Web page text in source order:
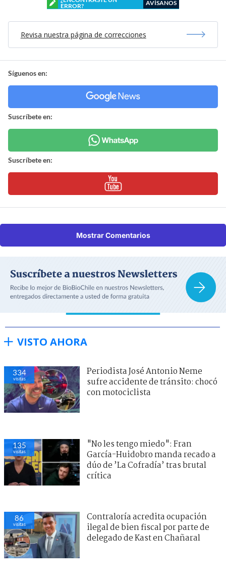
ERROR?
AVÍSANOS
Revisa nuestra página de correcciones
Síguenos en:
Suscríbete en:
Suscríbete en:
Mostrar Comentarios
VISTO AHORA
334
visitas
Periodista José Antonio Neme
sufre accidente de tránsito: chocó
con motociclista
135
visitas
"No les tengo miedo": Fran
García-Huidobro manda recado a
dúo de ’La Cofradía’ tras brutal
crítica
86
visitas
Contraloría acredita ocupación
ilegal de bien fiscal por parte de
delegado de Kast en Chañaral